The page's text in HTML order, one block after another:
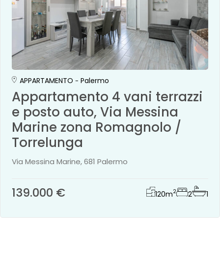
APPARTAMENTO Palermo
Appartamento 4 vani terrazzi
e posto auto, Via Messina
Marine zona Romagnolo /
Torrelunga
Via Messina Marine, 681 Palermo
139.000 € 120m2 2 1